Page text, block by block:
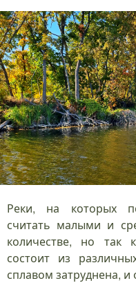
Реки, на которых
считать малыми и
количестве, но так
состоит из
сплавом затруднена,